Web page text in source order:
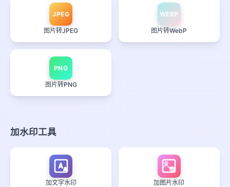
JPEG
图片转JPEG
WEBP
图片转WebP
PNG
图片转PNG
加水印工具
A
加文字水印 加图片水印